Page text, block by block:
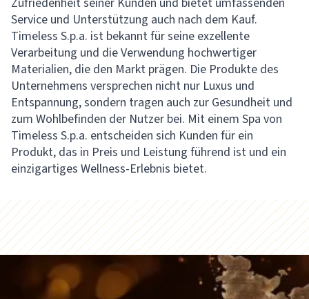
Service und Unterstützung auch nach dem Kauf.
Timeless S.p.a. ist bekannt für seine exzellente
Verarbeitung und die Verwendung hochwertiger
Materialien, die den Markt prägen. Die Produkte des
Unternehmens versprechen nicht nur Luxus und
Entspannung, sondern tragen auch zur Gesundheit und
zum Wohlbefinden der Nutzer bei. Mit einem Spa von
Timeless S.p.a. entscheiden sich Kunden für ein
Produkt, das in Preis und Leistung führend ist und ein
einzigartiges Wellness-Erlebnis bietet.